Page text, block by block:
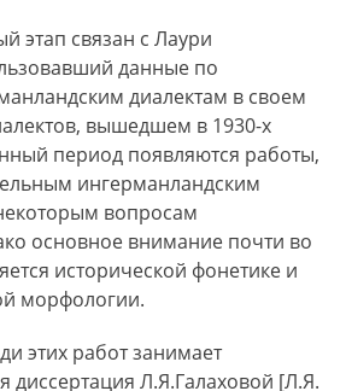
этап связан с Лаури
данные по
диалектам в своем
вышедшем в 1930-х
период появляются работы,
ингерманландским
вопросам
основное внимание почти во
исторической фонетике и
морфологии.
этих работ занимает
диссертация Л.Я.Галаховой [Л.Я.